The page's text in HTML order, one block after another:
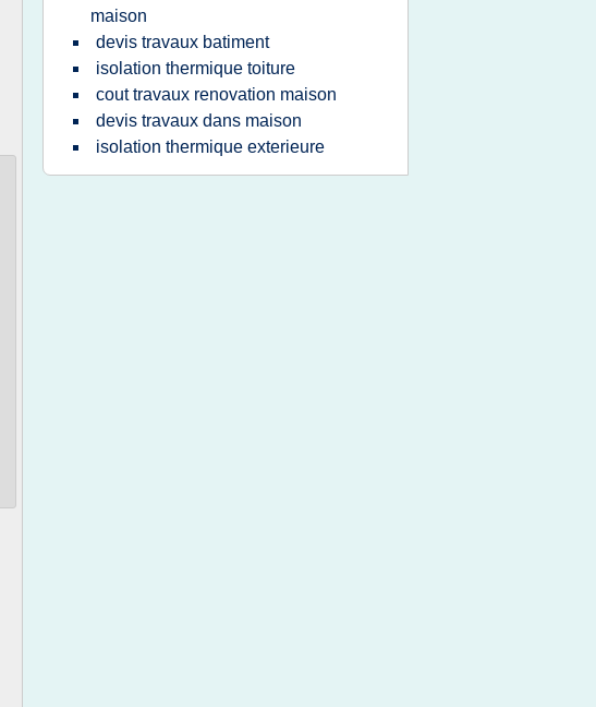
maison
devis travaux batiment
isolation thermique toiture
cout travaux renovation maison
devis travaux dans maison
isolation thermique exterieure